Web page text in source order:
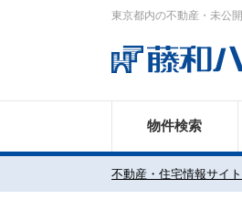
東京都内の不動産・未公
物件検索
不動産・住宅情報サイ